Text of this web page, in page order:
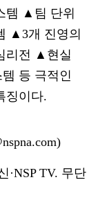
템 ▲팀 단위
▲3개 진영의
리전 ▲현실
등 극적인
징이다.
TV. 무단